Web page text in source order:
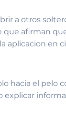
a otros
afirman
aplicacion en
hacia el pelo